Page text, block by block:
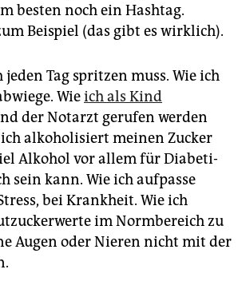
besten noch ein Hashtag.
Beispiel (das gibt es wirklich).
Tag spritzen muss. Wie ich
Wieich als Kind
der Notarzt gerufen werden
ich alkoholisiert meinen Zucker
Alkohol vor allem für Dia­be­ti­
sein kann. Wie ich aufpasse
bei Krankheit. Wie ich
im Normbereich zu
Augen oder Nieren nicht mit der